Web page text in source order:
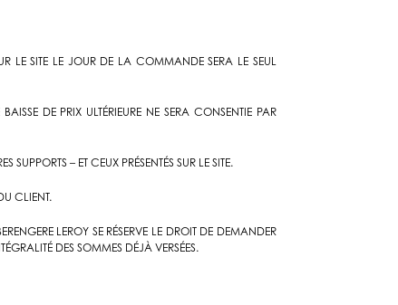
LE SITE LE JOUR DE LA COMMANDE SERA LE SEUL
DE PRIX ULTÉRIEURE NE SERA CONSENTIE PAR
SUPPORTS – ET CEUX PRÉSENTÉS SUR LE SITE.
CLIENT.
LEROY SE RÉSERVE LE DROIT DE DEMANDER
DES SOMMES DÉJÀ VERSÉES.